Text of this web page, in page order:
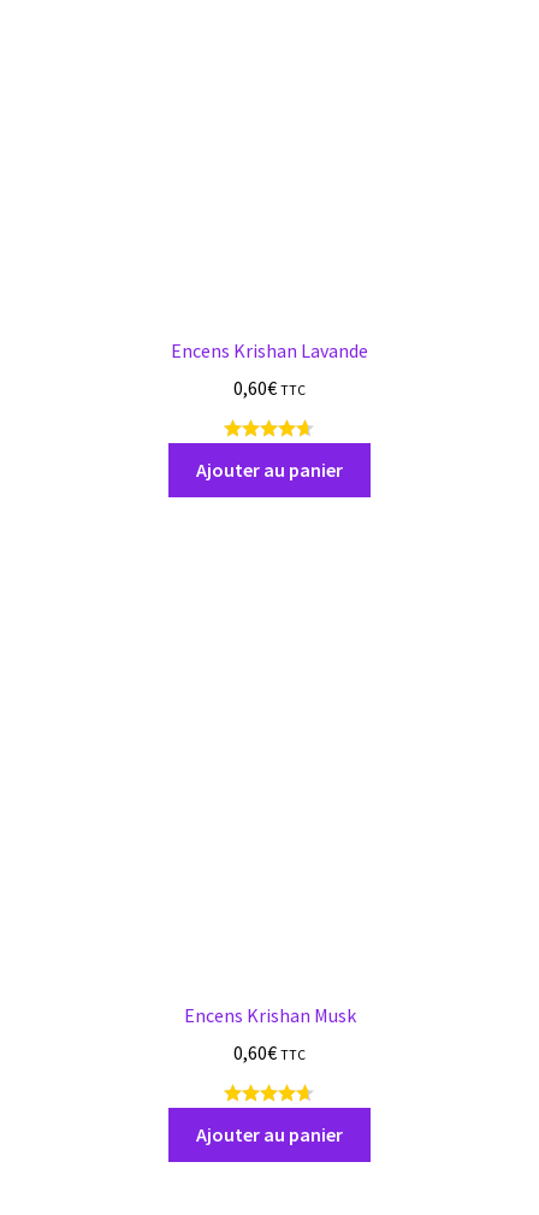
Encens Krishan Lavande
0,60€ TTC
Ajouter au panier
Encens Krishan Musk
0,60€ TTC
Ajouter au panier